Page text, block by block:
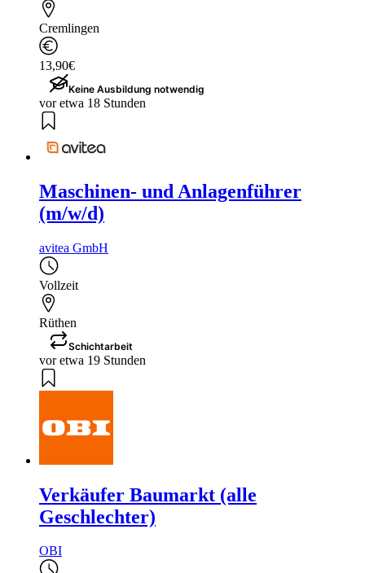
Cremlingen
13,90€
Keine Ausbildung notwendig
vor etwa 18 Stunden
Maschinen- und Anlagenführer
(m/w/d)
avitea GmbH
Vollzeit
Rüthen
Schichtarbeit
vor etwa 19 Stunden
Verkäufer Baumarkt (alle
Geschlechter)
OBI